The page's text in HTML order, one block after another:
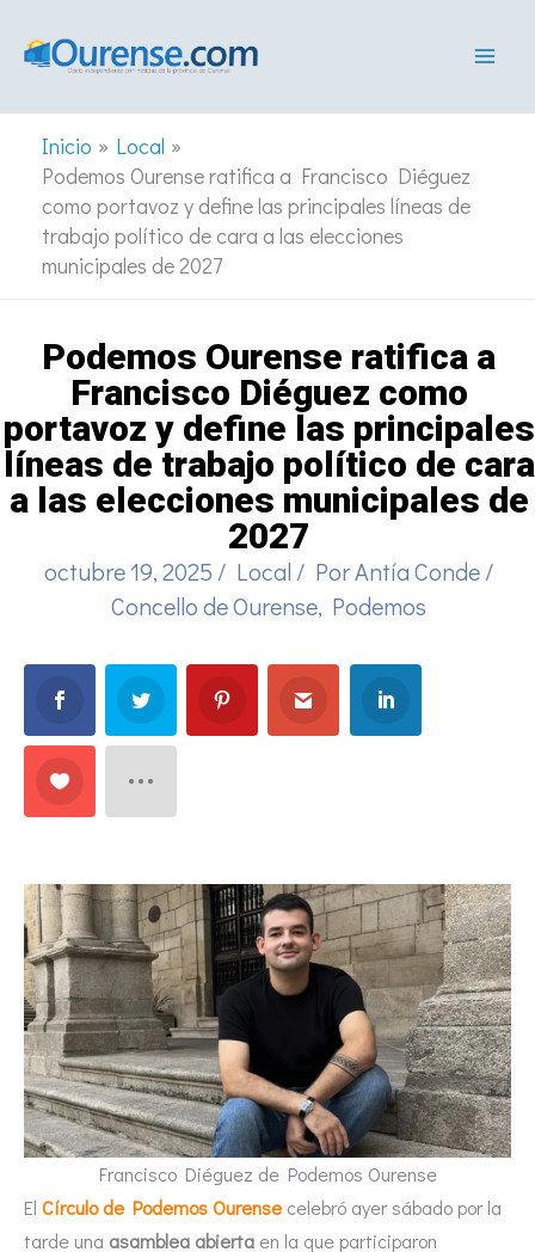
Inicio
Local
Podemos Ourense ratifica a Francisco Diéguez
como portavoz y define las principales líneas de
trabajo político de cara a las elecciones
municipales de 2027
Podemos Ourense ratifica a
Francisco Diéguez como
portavoz y define las principales
líneas de trabajo político de cara
a las elecciones municipales de
2027
octubre 19, 2025 / Local / PorAntía Conde/
Concello de Ourense, Podemos
Francisco Diéguez de Podemos Ourense
El Círculo de Podemos Ourense celebró ayer sábado por la
tarde una asamblea abierta en la que participaron